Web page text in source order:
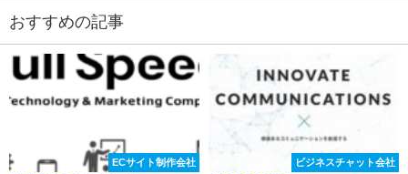
おすすめの記事
ECサイト制作会社 ビジネスチャット会社